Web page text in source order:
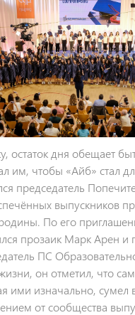
остаток дня обещает
им, чтобы «Айб» стал
председатель
выпускников
По его
прозаик Марк Арен и
ПС
он отметил, что
ими изначально, сумел
от сообщества